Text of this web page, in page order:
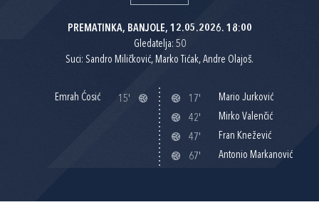
PREMATINKA, BANJOLE, 12.05.2026. 18:00
Gledatelja: 50
Suci: Sandro Miličković, Marko Tićak, Andre Olajoš.
Emrah Ćosić 15' 17'
Mario Jurković
42'
Mirko Valenčić
47'
Fran Knežević
67'
Antonio Markanović